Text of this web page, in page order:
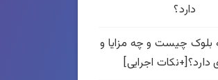
دارد؟
چیست و چه مزایا و
دارد؟[+نکات اجرایی]